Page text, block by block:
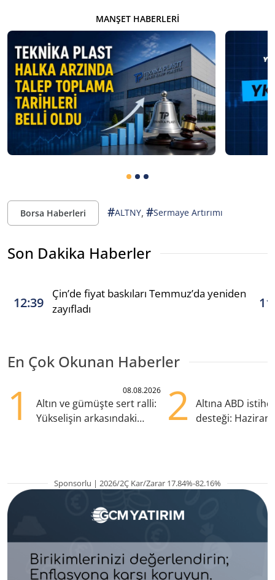
MANŞET HABERLERI
Borsa Haberleri #ALTNY, #Sermaye Artırımı
Son Dakika Haberler
12:39
Çin’de fiyat baskıları Temmuz’da yeniden
zayıfladı
En Çok Okunan Haberler
1 08.08.2026
Altın ve gümüşte sert ralli:
Yükselişin arkasındaki
2
Altına ABD
desteği:
Sponsorlu | 2026/2Ç Kar/Zarar 17.84%-82.16%